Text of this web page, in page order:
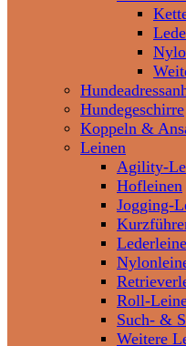
Hundegeschirre
Koppeln &
Leinen
Agility-
Hofleinen
Jogging-
Roll-
Such- &
Weitere